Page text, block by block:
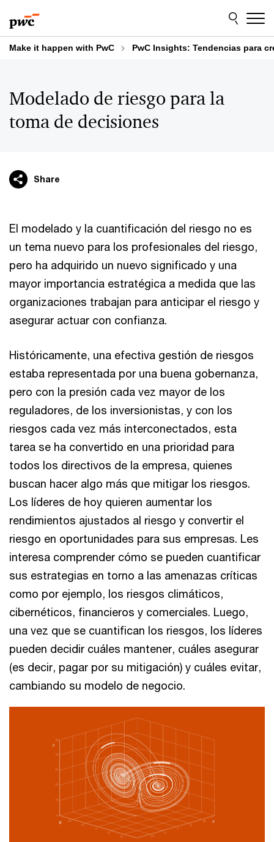
to
content
to
footer
Make it happen with PwC PwC Insights: Tendencias para
Modelado de riesgo para la
toma de decisiones
Share
El modelado y la cuantificación del riesgo no es
un tema nuevo para los profesionales del riesgo,
pero ha adquirido un nuevo significado y una
mayor importancia estratégica a medida que las
organizaciones trabajan para anticipar el riesgo y
asegurar actuar con confianza.
Históricamente, una efectiva gestión de riesgos
estaba representada por una buena gobernanza,
pero con la presión cada vez mayor de los
reguladores, de los inversionistas, y con los
riesgos cada vez más interconectados, esta
tarea se ha convertido en una prioridad para
todos los directivos de la empresa, quienes
buscan hacer algo más que mitigar los riesgos.
Los líderes de hoy quieren aumentar los
rendimientos ajustados al riesgo y convertir el
riesgo en oportunidades para sus empresas. Les
interesa comprender cómo se pueden cuantificar
sus estrategias en torno a las amenazas críticas
como por ejemplo, los riesgos climáticos,
cibernéticos, financieros y comerciales. Luego,
una vez que se cuantifican los riesgos, los líderes
pueden decidir cuáles mantener, cuáles asegurar
(es decir, pagar por su mitigación) y cuáles evitar,
cambiando su modelo de negocio.